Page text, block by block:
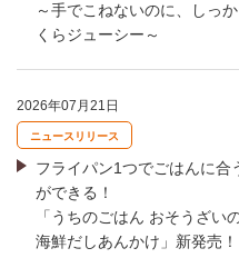
～手でこねないのに、しっ
くらジューシー～
2026年07月21日
ニュースリリース
フライパン1つでごはんに合
ができる！
「うちのごはん おそうざい
海鮮だしあんかけ」新発売！